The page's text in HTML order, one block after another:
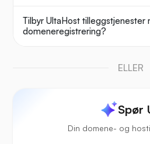
Tilbyr UltaHost tilleggstjenester
domeneregistrering?
ELLER
Spør
Din domene- og